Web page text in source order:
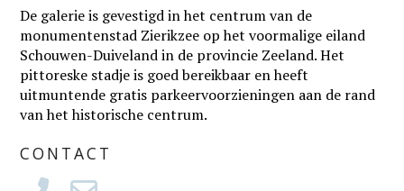
De galerie is gevestigd in het centrum van de
monumentenstad Zierikzee op het voormalige eiland
Schouwen-Duiveland in de provincie Zeeland. Het
pittoreske stadje is goed bereikbaar en heeft
uitmuntende gratis parkeervoorzieningen aan de rand
van het historische centrum.
CONTACT